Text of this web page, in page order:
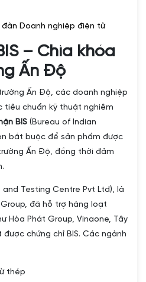
đàn Doanh nghiệp điện tử
– Chìa khóa
Ấn Độ
Ấn Độ, các doanh nghiệp
tiêu chuẩn kỹ thuật nghiêm
BIS (Bureau of Indian
bắt buộc để sản phẩm được
Ấn Độ, đồng thời đảm
Testing Centre Pvt Ltd), là
đã hỗ trợ hàng loạt
Hòa Phát Group, Vinaone, Tây
chứng chỉ BIS. Các ngành
thép